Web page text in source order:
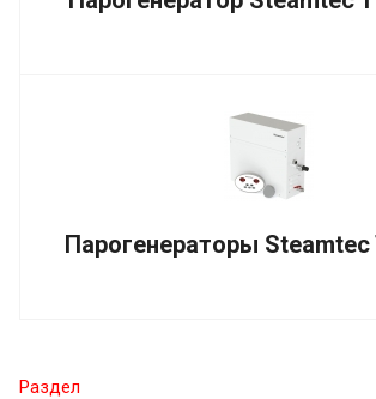
Парогенераторы Steamtec
Раздел